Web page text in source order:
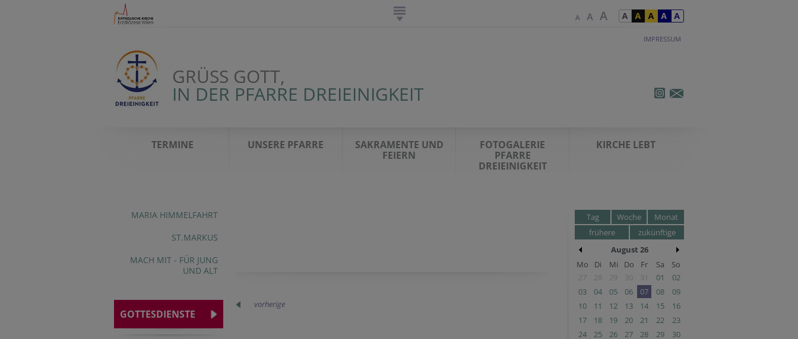
IMPRESSUM
GRÜSS GOTT,
IN DER PFARRE DREIEINIGKEIT
TERMINE UNSERE PFARRE
SAKRAMENTE UND
FEIERN
FOTOGALERIE
PFARRE
DREIEINIGKEIT
KIRCHE LEBT
MARIA HIMMELFAHRT
ST.MARKUS
MACH MIT - FÜR JUNG
UND ALT
GOTTESDIENSTE
vorherige
Tag Woche
Monat
frühere
zukünftige
August 26
Mo
Di Mi Do Fr Sa
So
27
28 29 30 31 01
02
03
04 05 06 07 08
09
10
11 12 13 14 15
16
17
18 19 20 21 22
23
24
25 26 27 28 29
30